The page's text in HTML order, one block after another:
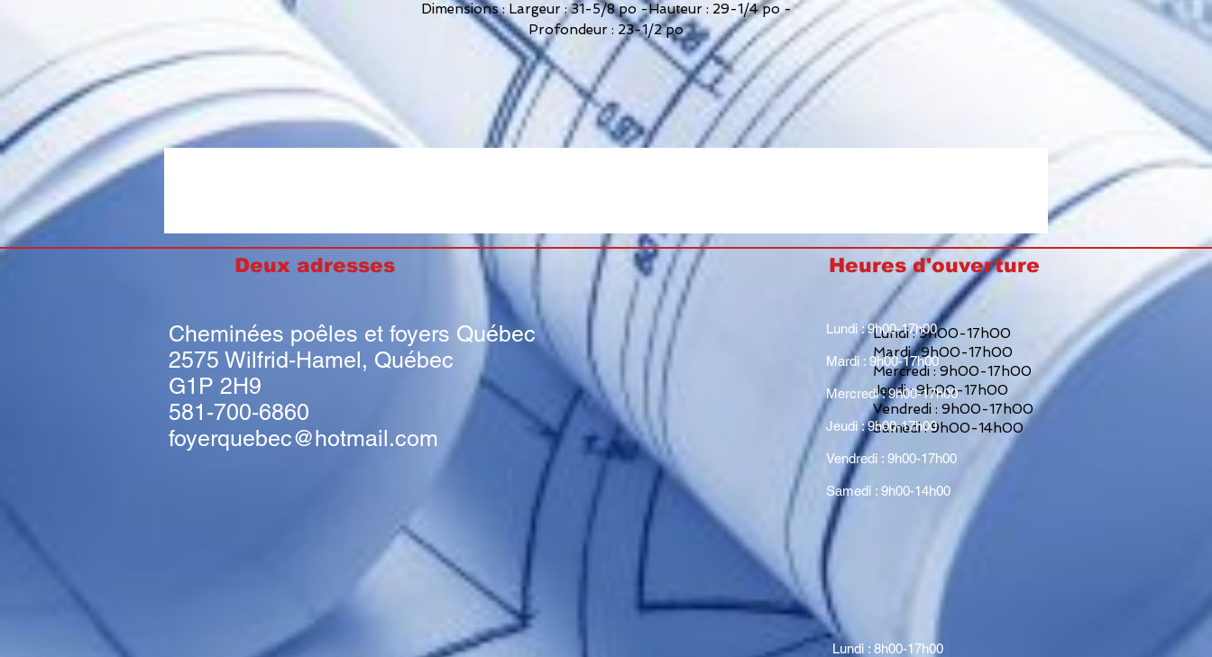
Dimensions : Largeur : 31-5/8 po -Hauteur : 29-1/4 po -
Profondeur : 23-1/2 po
Deux adresses Heures d'ouverture
Cheminées poêles et foyers Québec
2575 Wilfrid-Hamel, Québec
G1P 2H9
581-700-6860
foyerquebec@hotmail.com
Lundi : 9h00-17h00
Mardi : 9h00-17h00
Mercredi : 9h00-17h00
Jeudi : 9h00-17h00
Vendredi : 9h00-17h00
Samedi : 9h00-14h00
Lundi : 9h00-17h00
Mardi : 9h00-17h00
Mercredi : 9h00-17h00
Jeudi : 9h00-17h00
Vendredi : 9h00-17h00
Samedi : 9h00-14h00
Lundi : 8h00-17h00